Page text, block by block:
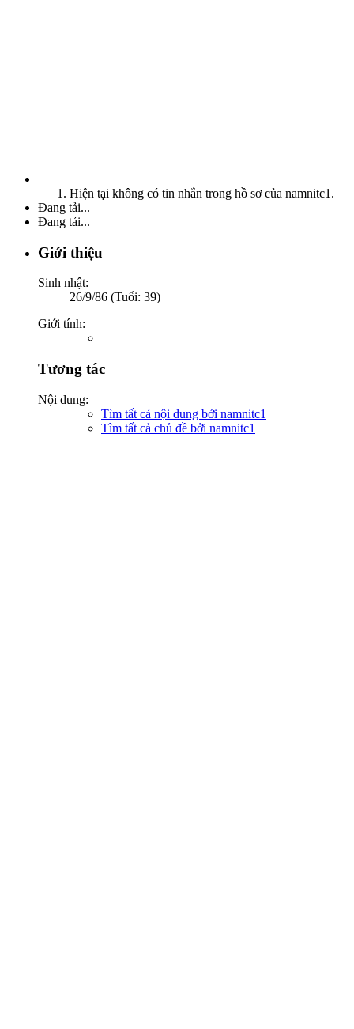
Hiện tại không có tin nhắn trong hồ sơ của namnitc1.
Đang tải...
Đang tải...
Giới thiệu
Sinh nhật:
26/9/86 (Tuổi: 39)
Giới tính:
Tương tác
Nội dung:
Tìm tất cả nội dung bởi namnitc1
Tìm tất cả chủ đề bởi namnitc1